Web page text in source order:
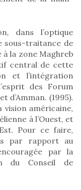
dans l’optique
sous-traitance de
à la zone Maghreb
central de cette
et l’intégration
des Forum
d’Amman. (1995).
américaine,
à l’Ouest, et
Pour ce faire,
par rapport au
par la
du Conseil de